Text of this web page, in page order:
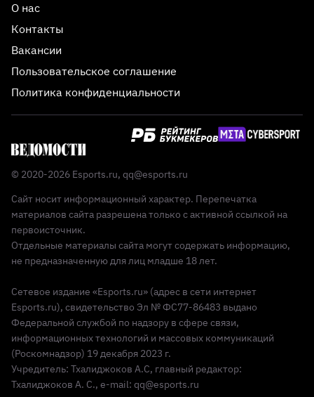
О нас
Контакты
Вакансии
Пользовательское соглашение
Политика конфиденциальности
© 2020-2026 Esports.ru, qq@esports.ru
Сайт носит информационный характер. Перепечатка
материалов сайта разрешена только с активной ссылкой на
первоисточник.
Отдельные материалы сайта могут содержать информацию,
не предназначенную для лиц младше 18 лет.
Сетевое издание «Esports.ru» (адрес в сети интернет
Esports.ru), свидетельство Эл № ФС77-86483 выдано
Федеральной службой по надзору в сфере связи,
информационных технологий и массовых коммуникаций
(Роскомнадзор) 19 декабря 2023 г.
Учредитель: Тхалиджоков А.С, главный редактор:
Тхалиджоков А. С., e-mail: qq@esports.ru